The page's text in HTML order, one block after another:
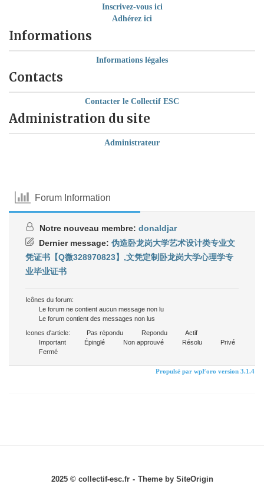
Inscrivez-vous ici
Adhérez ici
Informations
Informations légales
Contacts
Contacter le Collectif ESC
Administration du site
Administrateur
Forum Information
Notre nouveau membre: donaldjar
Dernier message: 伪造卧龙岗大学艺术设计类专业文
凭证书【Q微328970823】,文凭定制卧龙岗大学心理学专
业毕业证书
Icônes du forum:
Le forum ne contient aucun message non lu
Le forum contient des messages non lus
Icones d'article:
Pas répondu Repondu
Actif
Important
Épinglé Non approuvé Résolu
Privé
Fermé
Propulsé par wpForo version 3.1.4
2025 © collectif-esc.fr Theme by SiteOrigin